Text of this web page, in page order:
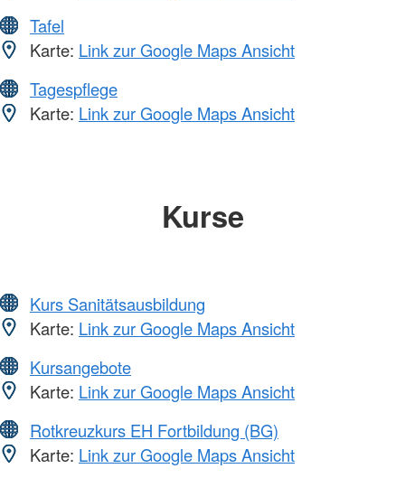
Tafel
Karte: Link zur Google Maps Ansicht
Tagespflege
Karte: Link zur Google Maps Ansicht
Kurse
Kurs Sanitätsausbildung
Karte: Link zur Google Maps Ansicht
Kursangebote
Karte: Link zur Google Maps Ansicht
Rotkreuzkurs EH Fortbildung (BG)
Karte: Link zur Google Maps Ansicht